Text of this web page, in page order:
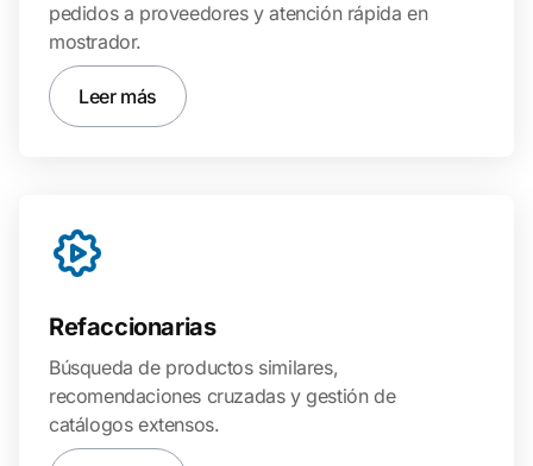
pedidos a proveedores y atención rápida en
mostrador.
Leer más
Refaccionarias
Búsqueda de productos similares,
recomendaciones cruzadas y gestión de
catálogos extensos.